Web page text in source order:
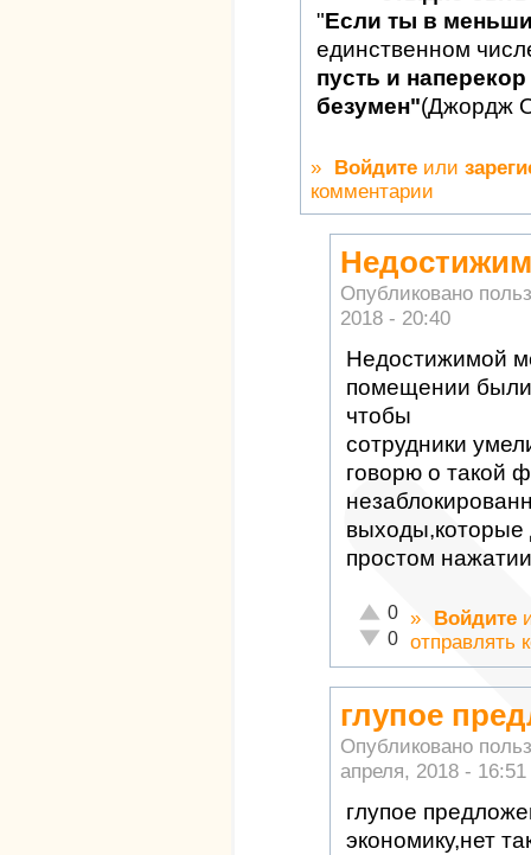
"Если ты в
единственном
пусть и
безумен"(Джордж
» Войдите или
комментарии
Опубликовано
2018 - 20:40
Недостижимой
помещении
чтобы
сотрудники
говорю о такой
выходы,которые
простом
Отлично!
0
Неадекватно!
0
» Войдите
отправлять
глупое
Опубликовано
апреля, 2018 - 16:51
глупое
экономику,нет